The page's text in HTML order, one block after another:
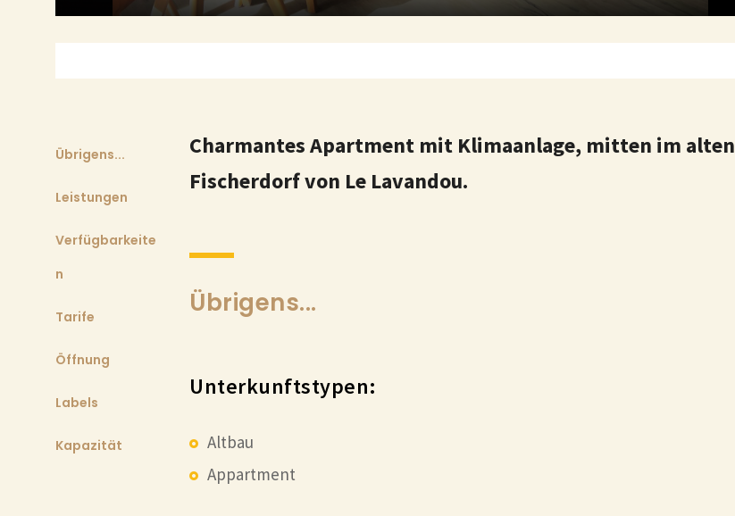
Übrigens...
Leistungen
Verfügbarkeite
n
Tarife
Öffnung
Labels
Kapazität
Charmantes Apartment mit Klimaanlage, mitten im alten
Fischerdorf von Le Lavandou.
Übrigens...
Unterkunftstypen:
Altbau
Appartment